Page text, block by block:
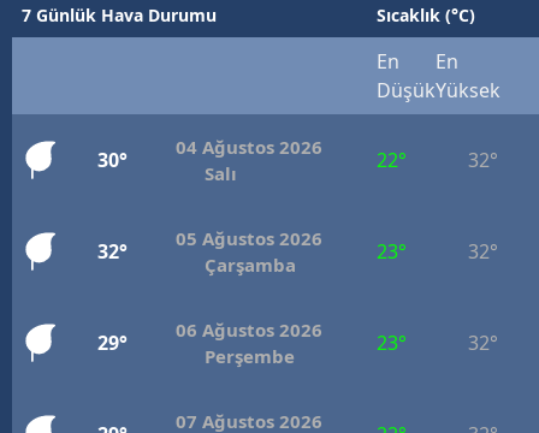
Giresun
Gümüşhane
Hakkari
Isparta
İstanbul
7 Günlük Hava Durumu Sıcaklık (°C)
En
Düşük
En
Yüksek
30°
04 Ağustos 2026
Salı
22° 32°
32°
05 Ağustos 2026
Çarşamba
23° 32°
29°
06 Ağustos 2026
Perşembe
23° 32°
07 Ağustos 2026